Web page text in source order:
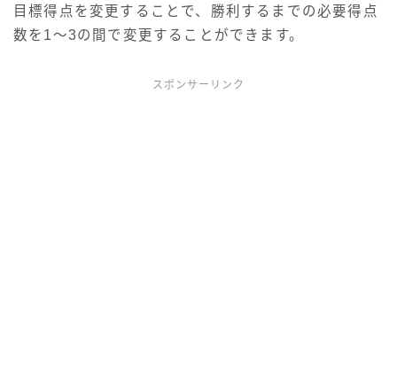
目標得点を変更することで、勝利するまでの必要得点
数を1～3の間で変更することができます。
スポンサーリンク